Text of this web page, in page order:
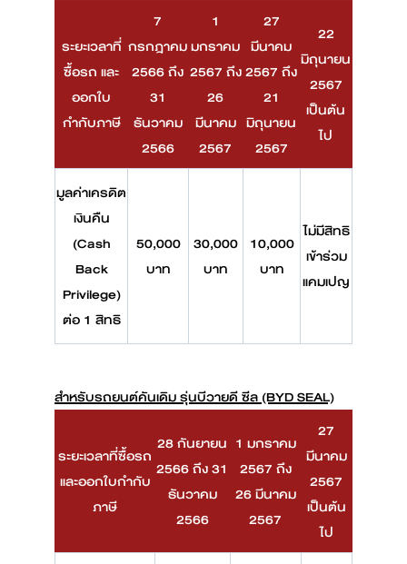
ระยะเวลาที่
ซื้อรถ และ
ออกใบ
กำกับภาษี
7
กรกฎาคม
2566 ถึง
31
ธันวาคม
2566
1
มกราคม
2567 ถึง
26
มีนาคม
2567
27
มีนาคม
2567 ถึง
21
มิถุนายน
2567
22
มิถุนายน
2567
เป็นต้น
ไป
มูลค่าเครดิต
เงินคืน
(Cash
Back
Privilege)
ต่อ 1 สิทธิ
50,000
บาท
30,000
บาท
10,000
บาท
ไม่มีสิทธิ
เข้าร่วม
แคมเปญ
สำหรับรถยนต์คันเดิม รุ่นบีวายดี ซีล (BYD SEAL)
ระยะเวลาที่ซื้อรถ
และออกใบกำกับ
ภาษี
28 กันยายน
2566 ถึง 31
ธันวาคม
2566
1 มกราคม
2567 ถึง
26 มีนาคม
2567
27
มีนาคม
2567
เป็นต้น
ไป